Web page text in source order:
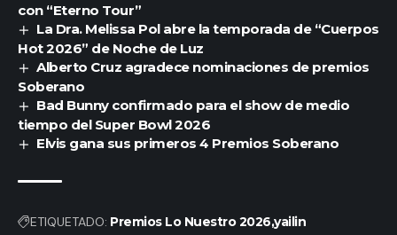
con “Eterno Tour”
La Dra. Melissa Pol abre la temporada de “Cuerpos
Hot 2026” de Noche de Luz
Alberto Cruz agradece nominaciones de premios
Soberano
Bad Bunny confirmado para el show de medio
tiempo del Super Bowl 2026
Elvis gana sus primeros 4 Premios Soberano
ETIQUETADO: Premios Lo Nuestro 2026 yailin